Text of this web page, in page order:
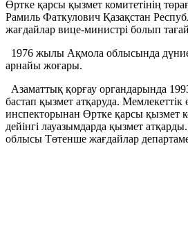
Өртке қарсы қызмет комитетінің
Рамиль Фаткулович Қазақстан
жағдайлар вице-министрі болып
1976 жылы Ақмола облысында
арнайы жоғары.
Азаматтық қорғау органдарында
бастап қызмет атқаруда. Мемлекеттік
инспекторынан Өртке қарсы қызмет
дейінгі лауазымдарда қызмет
облысы Төтенше жағдайлар